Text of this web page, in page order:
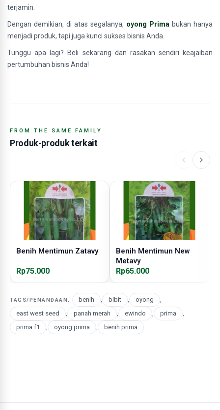
terjamin.
Dengan demikian, di atas segalanya, oyong Prima bukan hanya
menjadi produk, tapi juga kunci sukses bisnis Anda.
Tunggu apa lagi? Beli sekarang dan rasakan sendiri keajaiban
pertumbuhan bisnis Anda!
FROM THE SAME FAMILY
Produk-produk terkait
Benih Mentimun Zatavy
Rp75.000
Benih Mentimun New
Metavy
Rp65.000
TAGS/PENANDAAN: benih , bibit , oyong
,
east west seed
, panah merah , ewindo , prima
,
prima f1
, oyong prima , benih prima